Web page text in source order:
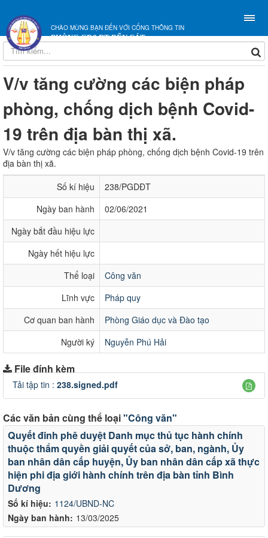
CHÀO MỪNG BẠN ĐẾN VỚI CỔNG THÔNG TIN
PHÒNG GD&ĐT BẾN CÁT
V/v tăng cường các biện pháp
phòng, chống dịch bệnh Covid-
19 trên địa bàn thị xã.
V/v tăng cường các biện pháp phòng, chống dịch bệnh Covid-19 trên
địa bàn thị xã.
Số kí hiệu
238/PGDĐT
Ngày ban hành
02/06/2021
Ngày bắt đầu hiệu lực
Ngày hết hiệu lực
Thể loại
Công văn
Lĩnh vực
Pháp quy
Cơ quan ban hành
Phòng Giáo dục và Đào tạo
Người ký
Nguyễn Phú Hải
File đính kèm
Tải tập tin : 238.signed.pdf
Các văn bản cùng thể loại"Công văn"
Số kí hiệu: 1124/UBND-NC
Ngày ban hành: 13/03/2025
Quyết đinh phê duyệt Danh mục thủ tục hành chính
thuộc thẩm quyền giải quyết của sở, ban, ngành, Ủy
ban nhân dân cấp huyện, Ủy ban nhân dân cấp xã thực
hiện phi địa giới hành chính trên địa bàn tỉnh Bình
Dương